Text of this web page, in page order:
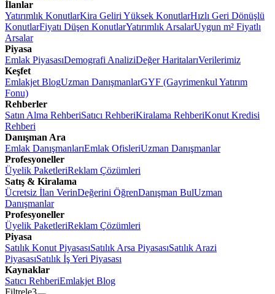
İlanlar
Yatırımlık KonutlarKira Geliri Yüksek KonutlarHızlı Geri Dönüşlü
KonutlarFiyatı Düşen KonutlarYatırımlık ArsalarUygun m² Fiyatlı
Arsalar
Piyasa
Emlak PiyasasıDemografi AnaliziDeğer HaritalarıVerilerimiz
Keşfet
Emlakjet BlogUzman DanışmanlarGYF (Gayrimenkul Yatırım
Fonu)
Rehberler
Satın Alma RehberiSatıcı RehberiKiralama RehberiKonut Kredisi
Rehberi
Danışman Ara
Emlak DanışmanlarıEmlak OfisleriUzman Danışmanlar
Profesyoneller
Üyelik PaketleriReklam Çözümleri
Satış & Kiralama
Ücretsiz İlan VerinDeğerini ÖğrenDanışman BulUzman
Danışmanlar
Profesyoneller
Üyelik PaketleriReklam Çözümleri
Piyasa
Satılık Konut PiyasasıSatılık Arsa PiyasasıSatılık Arazi
PiyasasıSatılık İş Yeri Piyasası
Kaynaklar
Satıcı RehberiEmlakjet Blog
Filtrele3